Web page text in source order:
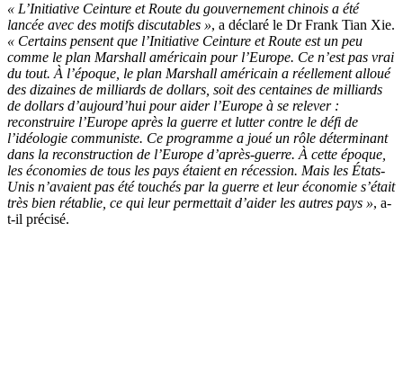
« L’Initiative Ceinture et Route du gouvernement chinois a été
lancée avec des motifs discutables », a déclaré le Dr Frank Tian Xie.
« Certains pensent que l’Initiative Ceinture et Route est un peu
comme le plan Marshall américain pour l’Europe. Ce n’est pas vrai
du tout. À l’époque, le plan Marshall américain a réellement alloué
des dizaines de milliards de dollars, soit des centaines de milliards
de dollars d’aujourd’hui pour aider l’Europe à se relever :
reconstruire l’Europe après la guerre et lutter contre le défi de
l’idéologie communiste. Ce programme a joué un rôle déterminant
dans la reconstruction de l’Europe d’après-guerre. À cette époque,
les économies de tous les pays étaient en récession. Mais les États-
Unis n’avaient pas été touchés par la guerre et leur économie s’était
très bien rétablie, ce qui leur permettait d’aider les autres pays », a-
t-il précisé.